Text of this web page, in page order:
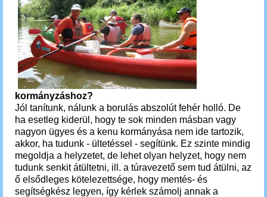
kormányzáshoz?
Jól tanítunk, nálunk a borulás abszolút fehér holló. De
ha esetleg kiderül, hogy te sok minden másban vagy
nagyon ügyes és a kenu kormányása nem ide tartozik,
akkor, ha tudunk - ültetéssel - segítünk. Ez szinte mindig
megoldja a helyzetet, de lehet olyan helyzet, hogy nem
tudunk senkit átültetni, ill. a túravezető sem tud átülni, az
ő elsődleges kötelezettsége, hogy mentés- és
segítségkész legyen, így kérlek számolj annak a